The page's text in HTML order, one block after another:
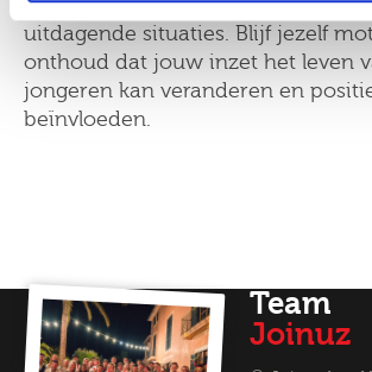
kun je professioneel blijven in
uitdagende situaties. Blijf jezelf
onthoud dat jouw inzet het leven
jongeren kan veranderen en
beïnvloeden.
Team
Joinuz